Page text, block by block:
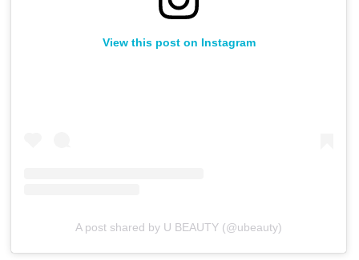
View this post on Instagram
A post shared by U BEAUTY (@ubeauty)